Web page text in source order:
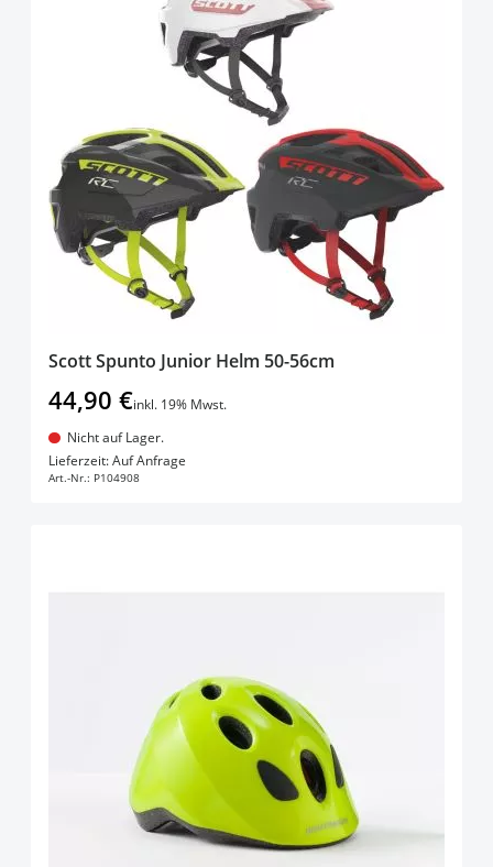
Scott Spunto Junior Helm 50-56cm
44,90 €inkl. 19% Mwst.
Nicht auf Lager.
Lieferzeit: Auf Anfrage
Art.-Nr.: P104908
In den Warenkorb